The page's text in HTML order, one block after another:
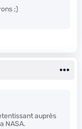
;)
auprès
NASA.